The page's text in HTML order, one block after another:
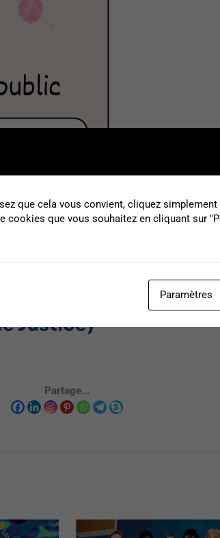
Partage...
que cela vous convient, cliquez
cookies que vous souhaitez en cliquant sur
Paramètres